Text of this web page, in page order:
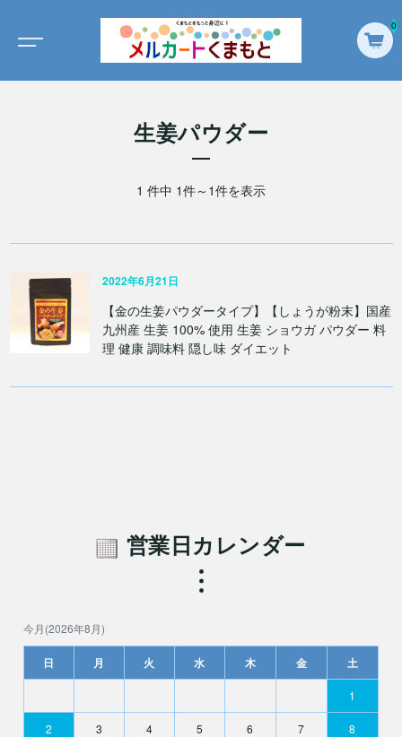
0
生姜パウダー
1 件中 1件～1件を表示
2022年6月21日
【金の生姜パウダータイプ】【しょうが粉末】国産
九州産 生姜 100% 使用 生姜 ショウガ パウダー 料
理 健康 調味料 隠し味 ダイエット
営業日カレンダー
今月(2026年8月)
日 月 火 水 木 金 土
1
2 3 4 5 6 7 8